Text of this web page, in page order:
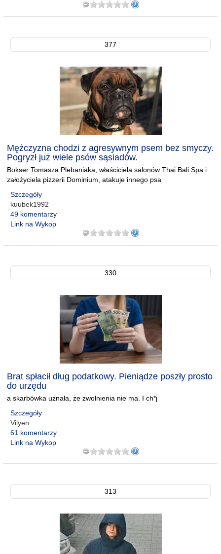
377
Mężczyzna chodzi z agresywnym psem bez smyczy.
Pogryzł już wiele psów sąsiadów.
Bokser Tomasza Plebaniaka, właściciela salonów Thai Bali Spa i
założyciela pizzerii Dominium, atakuje innego psa
Szczegóły
kuubek1992
49 komentarzy
Link na Wykop
330
Brat spłacił dług podatkowy. Pieniądze poszły prosto
do urzędu
a skarbówka uznała, że zwolnienia nie ma. I ch*j
Szczegóły
Vilyen
61 komentarzy
Link na Wykop
313